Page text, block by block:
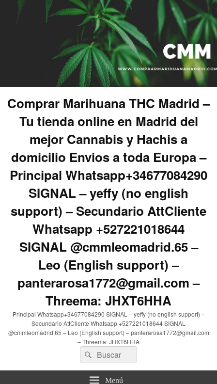
Comprar Marihuana THC Madrid –
Tu tienda online en Madrid del
mejor Cannabis y Hachis a
domicilio Envios a toda Europa –
Principal Whatsapp+34677084290
SIGNAL – yeffy (no english
support) – Secundario AttCliente
Whatsapp +527221018644
SIGNAL @cmmleomadrid.65 –
Leo (English support) –
panterarosa1772@gmail.com –
Threema: JHXT6HHA
Principal Whatsapp+34677084290 SIGNAL – yeffy (no english support) –
Secundario AttCliente Whatsapp +527221018644 SIGNAL
@cmmleomadrid.65 – Leo (English support) – panterarosa1772@gmail.com
– Threema: JHXT6HHA
Buscar
por:
Buscar
Menú